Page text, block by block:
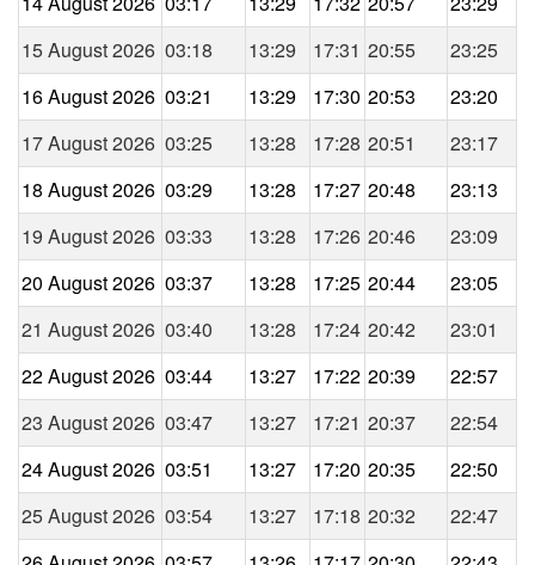
15 August 2026 03:18 13:29 17:31 20:55
23:25
16 August 2026 03:21 13:29 17:30 20:53
23:20
17 August 2026 03:25 13:28 17:28 20:51
23:17
18 August 2026 03:29 13:28 17:27 20:48
23:13
19 August 2026 03:33 13:28 17:26 20:46
23:09
20 August 2026 03:37 13:28 17:25 20:44
23:05
21 August 2026 03:40 13:28 17:24 20:42
23:01
22 August 2026 03:44 13:27 17:22 20:39
22:57
23 August 2026 03:47 13:27 17:21 20:37
22:54
24 August 2026 03:51 13:27 17:20 20:35
22:50
25 August 2026 03:54 13:27 17:18 20:32
22:47